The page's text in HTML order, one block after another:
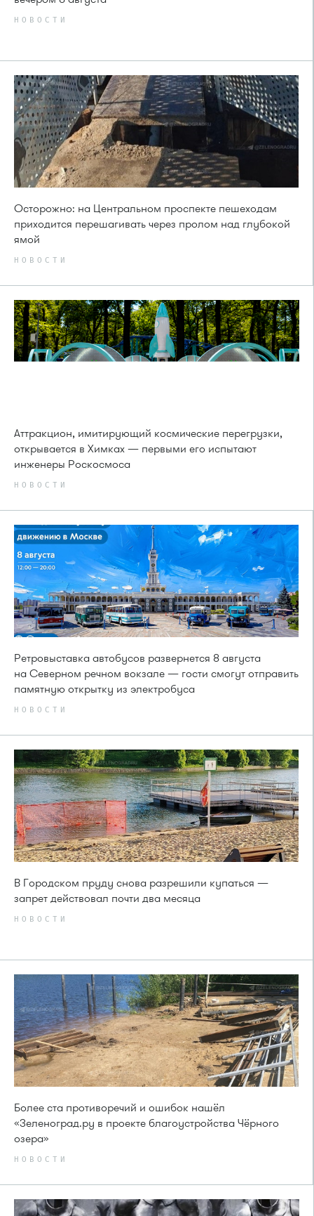
НОВОСТИ
Осторожно: на Центральном проспекте пешеходам
приходится перешагивать через пролом над глубокой
ямой
НОВОСТИ
Аттракцион, имитирующий космические перегрузки,
открывается в Химках — первыми его испытают
инженеры Роскосмоса
НОВОСТИ
Ретровыставка автобусов развернется 8 августа
на Северном речном вокзале — гости смогут отправить
памятную открытку из электробуса
НОВОСТИ
В Городском пруду снова разрешили купаться —
запрет действовал почти два месяца
НОВОСТИ
Более ста противоречий и ошибок нашёл
«Зеленоград.ру в проекте благоустройства Чёрного
озера»
НОВОСТИ